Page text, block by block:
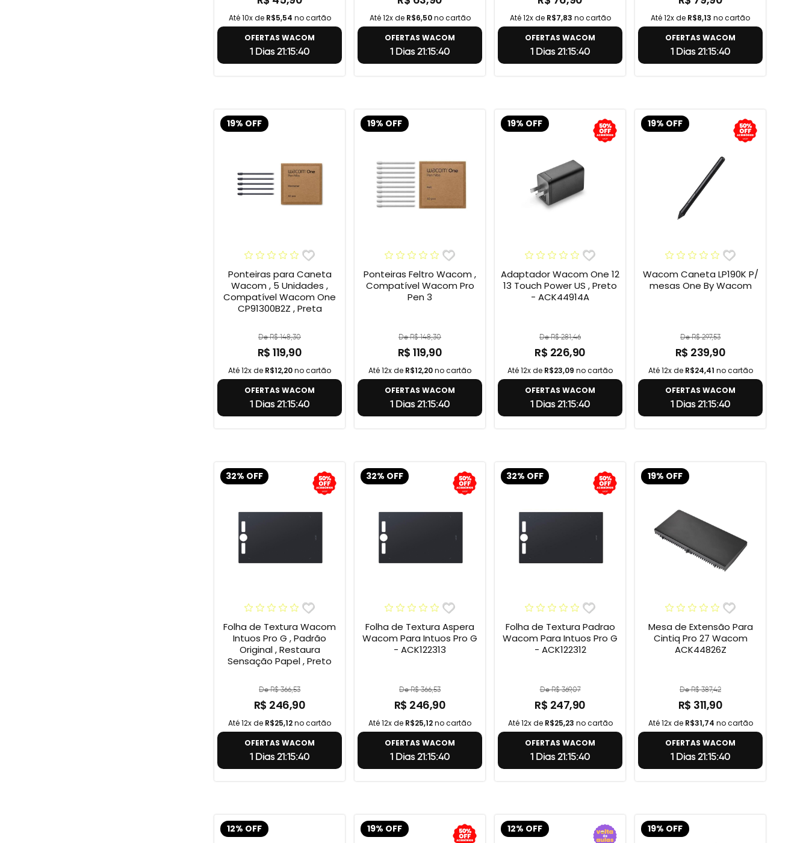
Até 10x de R$5,54 no cartão
OFERTAS WACOM
1 Dias 21:15:39
Até 12x de R$6,50no cartão
OFERTAS WACOM
1 Dias 21:15:39
Até 12x de R$7,83 no cartão
OFERTAS WACOM
1 Dias 21:15:39
Até 12x de R$8,13 no cartão
OFERTAS WACOM
1 Dias 21:15:39
19% OFF
Ponteiras para Caneta
Wacom , 5 Unidades ,
Compatível Wacom One
CP91300B2Z , Preta
De R$ 148,30
R$ 119,90
Até 12x de R$12,20no cartão
OFERTAS WACOM
1 Dias 21:15:39
19% OFF
Ponteiras Feltro Wacom ,
Compatível Wacom Pro
Pen 3
De R$ 148,30
R$ 119,90
Até 12x de R$12,20no cartão
OFERTAS WACOM
1 Dias 21:15:39
19% OFF
Adaptador Wacom One 12
13 Touch Power US , Preto
- ACK44914A
De R$ 281,46
R$ 226,90
Até 12x de R$23,09 no cartão
OFERTAS WACOM
1 Dias 21:15:39
19% OFF
Wacom Caneta LP190K P/
mesas One By Wacom
De R$ 297,53
R$ 239,90
Até 12x de R$24,41 no cartão
OFERTAS WACOM
1 Dias 21:15:39
32% OFF
Folha de Textura Wacom
Intuos Pro G , Padrão
Original , Restaura
Sensação Papel , Preto
De R$ 366,53
R$ 246,90
Até 12x de R$25,12no cartão
OFERTAS WACOM
1 Dias 21:15:39
32% OFF
Folha de Textura Aspera
Wacom Para Intuos Pro G
- ACK122313
De R$ 366,53
R$ 246,90
Até 12x de R$25,12no cartão
OFERTAS WACOM
1 Dias 21:15:39
32% OFF
Folha de Textura Padrao
Wacom Para Intuos Pro G
- ACK122312
De R$ 369,07
R$ 247,90
Até 12x de R$25,23 no cartão
OFERTAS WACOM
1 Dias 21:15:39
19% OFF
Mesa de Extensão Para
Cintiq Pro 27 Wacom
ACK44826Z
De R$ 387,42
R$ 311,90
Até 12x de R$31,74 no cartão
OFERTAS WACOM
1 Dias 21:15:39
12% OFF 19% OFF 12% OFF 19% OFF